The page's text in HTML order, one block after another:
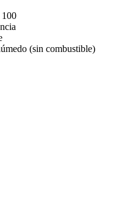
(sin combustible)